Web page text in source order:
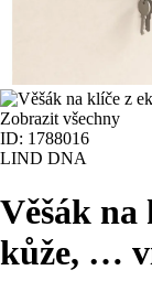
Zobrazit všechny
ID: 1788016
LIND DNA
Věšák
kůže, …